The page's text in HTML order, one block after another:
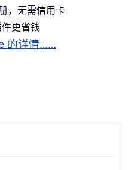
，无需信用卡
更省钱
的详情……